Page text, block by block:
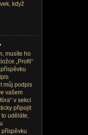
když
musíte ho
„Profil“
můj podpis
vašem
v sekci
připojit
uděláte,
příspěvku